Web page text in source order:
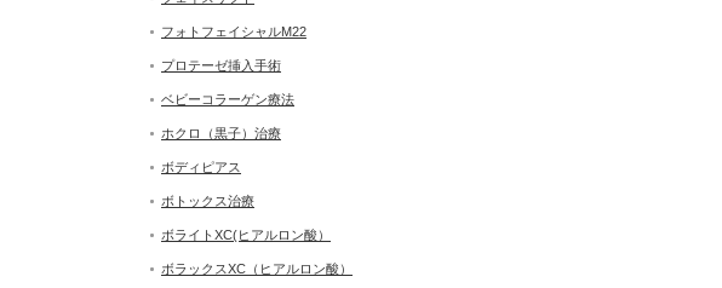
フォトフェイシャルM22
プロテーゼ挿入手術
ベビーコラーゲン療法
ホクロ（黒子）治療
ボディピアス
ボトックス治療
ボライトXC(ヒアルロン酸）
ボラックスXC（ヒアルロン酸）